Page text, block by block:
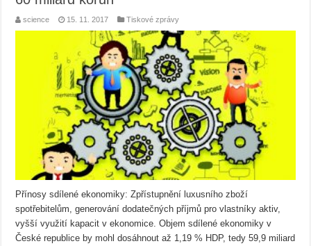
science 15. 11. 2017 Tiskové zprávy
Přínosy sdílené ekonomiky: Zpřístupnění luxusního zboží
spotřebitelům, generování dodatečných příjmů pro vlastníky aktiv,
vyšší využití kapacit v ekonomice. Objem sdílené ekonomiky v
České republice by mohl dosáhnout až 1,19 % HDP, tedy 59,9 miliard